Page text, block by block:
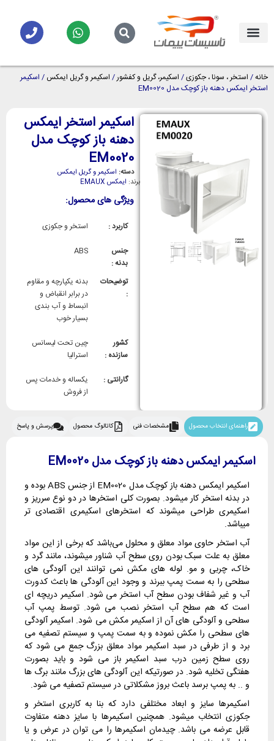
خانه/ استخر ، سونا ، جکوزی/ اسکیمر، گریل و کفشور/ اسکیمر و گریل ایمکس / اسکیمر
استخر ایمکس دهنه باز کوچک مدل EM0020
اسکیمر استخر ایمکس
دهنه باز کوچک مدل
EM0020
دسته: اسکیمر و گریل ایمکس
برند: ایمکس EMAUX
ویژگی های محصول:
کاربرد :
استخر و جکوزی
جنس
بدنه :
ABS
توضیحات
:
بدنه یکپارچه و مقاوم
در برابر انقباض و
انبساط و آب بندی
بسیار خوب
کشور
سازنده :
چین تحت لیسانس
استرالیا
گارانتی :
یکساله و خدمات پس
از فروش
راهنمای انتخاب محصول مشخصات فنی کاتالوگ محصول پرسش و پاسخ
اسکیمر ایمکس دهنه باز کوچک مدل EM0020
اسکیمر ایمکس دهنه باز کوچک مدل EM0020 از جنس ABS بوده و
در بدنه استخر کار میشود. بصورت کلی استخرها در دو نوع سرریز و
اسکیمری طراحی میشوند که استخرهای اسکیمری اقتصادی تر
میباشد.
آب استخر حاوی مواد معلق و محلول می‌باشد که برخی از این مواد
معلق به علت سبک بودن روی سطح آب شناور میشوند، مانند گرد و
خاک، چربی و مو. لوله های مکش نمی توانند این آلودگی های
سطحی را به سمت پمپ ببرند و وجود این آلودگی ها باعث کدورت
آب و غیر شفاف بودن سطح آب استخر می شود. اسکیمر دریچه ای
است که هم سطح آب استخر نصب می شود. توسط پمپ آب
سطحی و آلودگی های آن از اسکیمر مکش می شود. اسکیمر آلودگی
های سطحی را مکش نموده و به سمت پمپ و سیستم تصفیه می
برد و از طرفی در سبد اسکیمر مواد معلق بزرگ جمع می شود که
روی سطح زمین درب سبد اسکیمر باز می شود و باید بصورت
هفتگی تخلیه شود. در صورتیکه این آلودگی های بزرگ مانند برگ ها
و .. به پمپ برسد باعث بروز مشکلاتی در سیستم تصفیه می شود.
اسکیمرها سایز و ابعاد مختلفی دارد که بنا به کاربری استخر و
جکوزی انتخاب میشود. همچنین اسکیمرها با سایز دهنه متفاوت
قابل عرضه می باشد. چیدمان اسکیمرها را می توان در عرض و یا